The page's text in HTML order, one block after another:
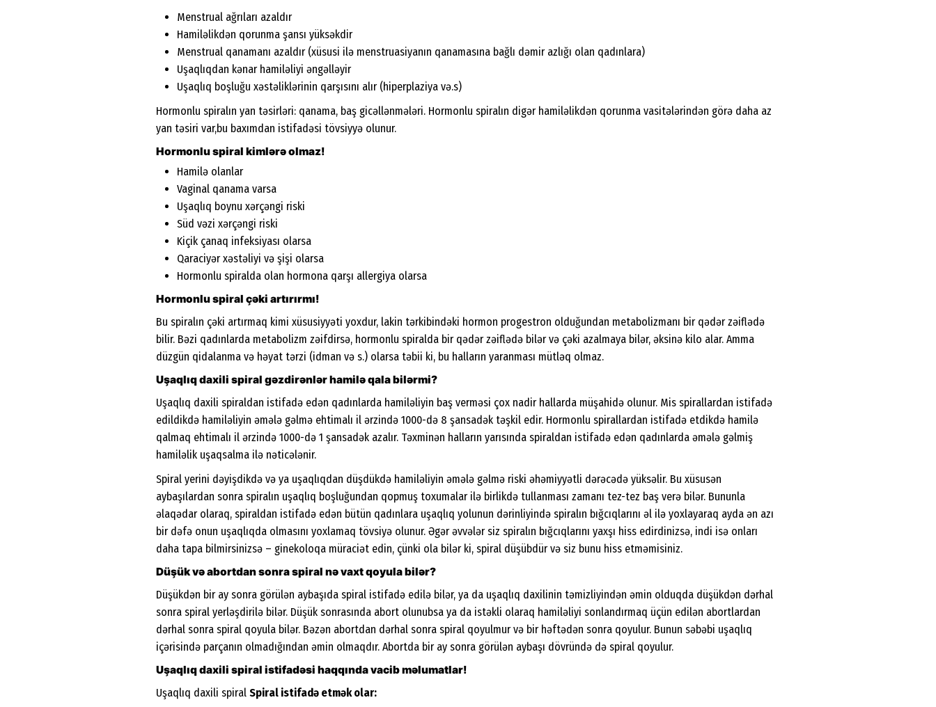
Menstrual ağrıları azaldır
Hamiləlikdən qorunma şansı yüksəkdir
Menstrual qanamanı azaldır (xüsusi ilə menstruasiyanın qanamasına bağlı dəmir azlığı olan qadınlara)
Uşaqlıqdan kənar hamiləliyi əngəlləyir
Uşaqlıq boşluğu xəstəliklərinin qarşısını alır (hiperplaziya və.s)
Hormonlu spiralın yan təsirləri: qanama, baş gicəllənmələri. Hormonlu spiralın digər hamiləlikdən qorunma vasitələrindən görə daha az
yan təsiri var,bu baxımdan istifadəsi tövsiyyə olunur.
Hormonlu spiral kimlərə olmaz!
Hamilə olanlar
Vaginal qanama varsa
Uşaqlıq boynu xərçəngi riski
Süd vəzi xərçəngi riski
Kiçik çanaq infeksiyası olarsa
Qaraciyər xəstəliyi və şişi olarsa
Hormonlu spiralda olan hormona qarşı allergiya olarsa
Hormonlu spiral çəki artırırmı!
Bu spiralın çəki artırmaq kimi xüsusiyyəti yoxdur, lakin tərkibindəki hormon progestron olduğundan metabolizmanı bir qədər zəiflədə
bilir. Bəzi qadınlarda metabolizm zəifdirsə, hormonlu spiralda bir qədər zəiflədə bilər və çəki azalmaya bilər, əksinə kilo alar. Amma
düzgün qidalanma və həyat tərzi (idman və s.) olarsa təbii ki, bu halların yaranması mütləq olmaz.
Uşaqlıq daxili spiral gəzdirənlər hamilə qala bilərmi?
Uşaqlıq daxili spiraldan istifadə edən qadınlarda hamiləliyin baş verməsi çox nadir hallarda müşahidə olunur. Mis spirallardan istifadə
edildikdə hamiləliyin əmələ gəlmə ehtimalı il ərzində 1000-də 8 şansadək təşkil edir. Hormonlu spirallardan istifadə etdikdə hamilə
qalmaq ehtimalı il ərzində 1000-də 1 şansadək azalır. Təxminən halların yarısında spiraldan istifadə edən qadınlarda əmələ gəlmiş
hamiləlik uşaqsalma ilə nəticələnir.
Spiral yerini dəyişdikdə və ya uşaqlıqdan düşdükdə hamiləliyin əmələ gəlmə riski əhəmiyyətli dərəcədə yüksəlir. Bu xüsusən
aybaşılardan sonra spiralın uşaqlıq boşluğundan qopmuş toxumalar ilə birlikdə tullanması zamanı tez-tez baş verə bilər. Bununla
əlaqədar olaraq, spiraldan istifadə edən bütün qadınlara uşaqlıq yolunun dərinliyində spiralın bığcıqlarını əl ilə yoxlayaraq ayda ən azı
bir dəfə onun uşaqlıqda olmasını yoxlamaq tövsiyə olunur. Əgər əvvələr siz spiralın bığcıqlarını yaxşı hiss edirdinizsə, indi isə onları
daha tapa bilmirsinizsə – ginekoloqa müraciət edin, çünki ola bilər ki, spiral düşübdür və siz bunu hiss etməmisiniz.
Düşük və abortdan sonra spiral nə vaxt qoyula bilər?
Düşükdən bir ay sonra görülən aybaşıda spiral istifadə edilə bilər, ya da uşaqlıq daxilinin təmizliyindən əmin olduqda düşükdən dərhal
sonra spiral yerləşdirilə bilər. Düşük sonrasında abort olunubsa ya da istəkli olaraq hamiləliyi sonlandırmaq üçün edilən abortlardan
dərhal sonra spiral qoyula bilər. Bəzən abortdan dərhal sonra spiral qoyulmur və bir həftədən sonra qoyulur. Bunun səbəbi uşaqlıq
içərisində parçanın olmadığından əmin olmaqdır. Abortda bir ay sonra görülən aybaşı dövründə də spiral qoyulur.
Uşaqlıq daxili spiral istifadəsi haqqında vacib məlumatlar!
Uşaqlıq daxili spiral Spiral istifadə etmək olar: